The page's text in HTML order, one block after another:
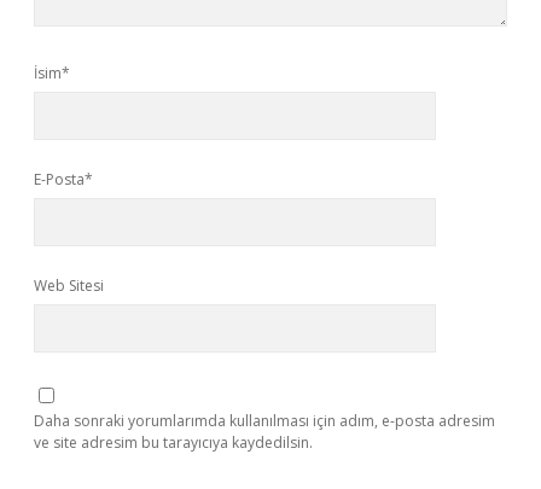
İsim*
E-Posta*
Web Sitesi
Daha sonraki yorumlarımda kullanılması için adım, e-posta adresim
ve site adresim bu tarayıcıya kaydedilsin.